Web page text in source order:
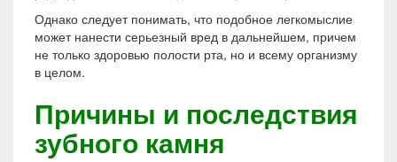
Однако следует понимать, что подобное легкомыслие
может нанести серьезный вред в дальнейшем, причем
не только здоровью полости рта, но и всему организму
в целом.
Причины и последствия
зубного камня